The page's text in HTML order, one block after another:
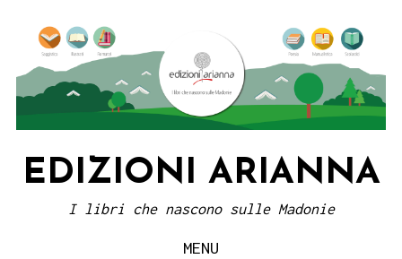
content
EDIZIONI ARIANNA
I libri che nascono sulle Madonie
MENU